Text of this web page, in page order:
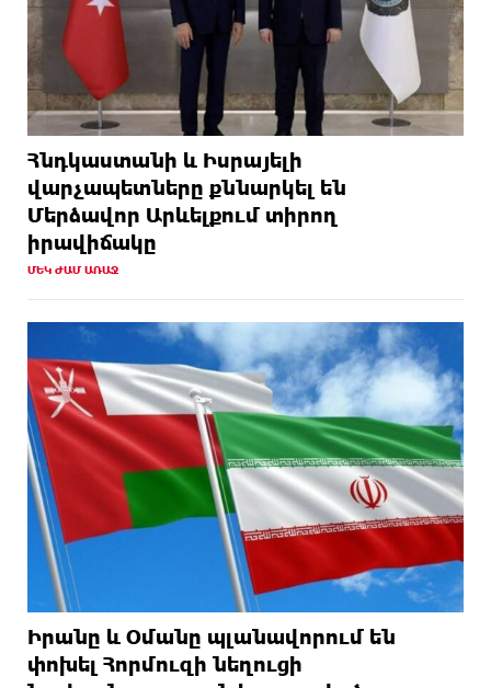
Հնդկաստանի և Իսրայելի
վարչապետները քննարկել են
Մերձավոր Արևելքում տիրող
իրավիճակը
ՄԵԿ ԺԱՄ ԱՌԱՋ
Իրանը և Օմանը պլանավորում են
փոխել Հորմուզի նեղուցի